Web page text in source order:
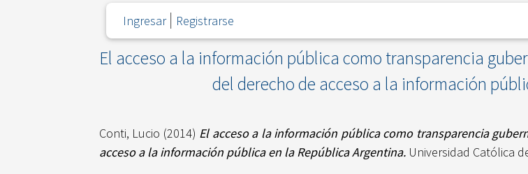
Ingresar Registrarse
El acceso a la información pública como transparencia
del derecho de acceso a la información
Conti, Lucio (2014) El acceso a la información pública como transparencia
acceso a la información pública en la República Argentina. Universidad Católica